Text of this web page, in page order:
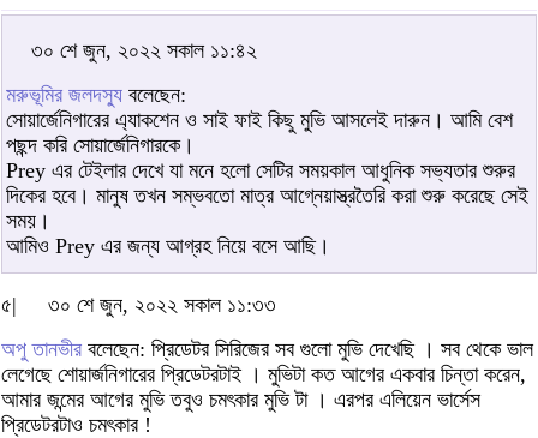
৩০ শে জুন, ২০২২ সকাল ১১:৪২
মরুভূমির জলদস্যু বলেছেন:
সোয়ার্জেনিগারের এ্যাকশেন ও সাই ফাই কিছু মুভি আসলেই দারুন। আমি বেশ
পছন্দ করি সোয়ার্জেনিগারকে।
Prey এর টেইলার দেখে যা মনে হলো সেটির সময়কাল আধুনিক সভ্যতার শুরুর
দিকের হবে। মানুষ তখন সম্ভবতো মাত্র আগ্নেয়াস্ত্রতৈরি করা শুরু করেছে সেই
সময়।
আমিও Prey এর জন্য আগ্রহ নিয়ে বসে আছি।
৫|
৩০ শে জুন, ২০২২ সকাল ১১:৩৩
অপু তানভীর বলেছেন: প্রিডেটর সিরিজের সব গুলো মুভি দেখেছি । সব থেকে ভাল
লেগেছে শোয়ার্জনিগারের প্রিডেটরটাই । মুভিটা কত আগের একবার চিন্তা করেন,
আমার জন্মের আগের মুভি তবুও চমৎকার মুভি টা । এরপর এলিয়েন ভার্সেস
প্রিডেটরটাও চমৎকার !